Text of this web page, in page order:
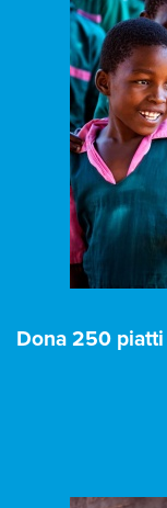
Dona 250